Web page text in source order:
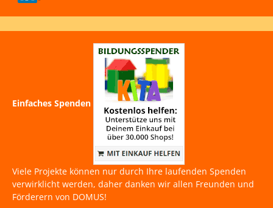
Einfaches Spenden
Viele Projekte können nur durch Ihre laufenden Spenden
verwirklicht werden, daher danken wir allen Freunden und
Förderern von DOMUS!